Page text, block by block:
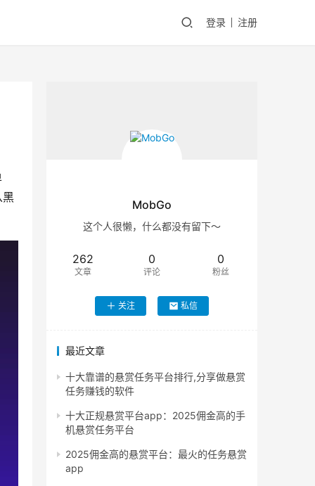
登录 注册
黑
MobGo
这个人很懒，什么都没有留下～
262
文章
0
评论
0
粉丝
关注 私信
最近文章
十大靠谱的悬赏任务平台排行,分享做悬赏
任务赚钱的软件
十大正规悬赏平台app：2025佣金高的手
机悬赏任务平台
2025佣金高的悬赏平台：最火的任务悬赏
app